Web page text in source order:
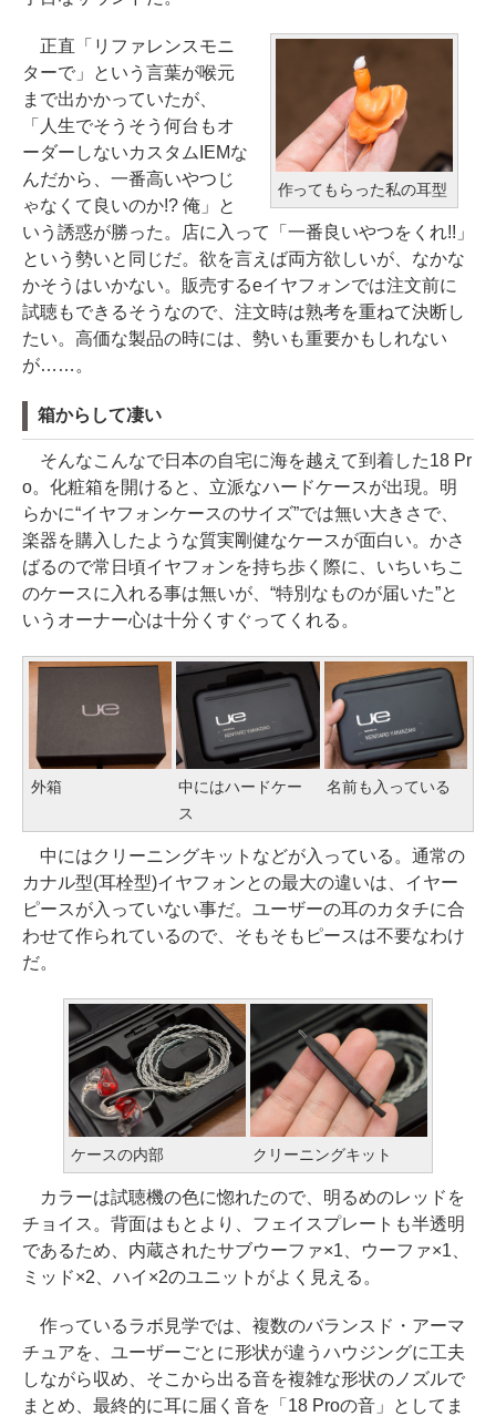
作ってもらった私の耳型
正直「リファレンスモニ
ターで」という言葉が喉元
まで出かかっていたが、
「人生でそうそう何台もオ
ーダーしないカスタムIEMな
んだから、一番高いやつじ
ゃなくて良いのか!? 俺」と
いう誘惑が勝った。店に入って「一番良いやつをくれ!!」
という勢いと同じだ。欲を言えば両方欲しいが、なかな
かそうはいかない。販売するeイヤフォンでは注文前に
試聴もできるそうなので、注文時は熟考を重ねて決断し
たい。高価な製品の時には、勢いも重要かもしれない
が……。
箱からして凄い
そんなこんなで日本の自宅に海を越えて到着した18 Pr
o。化粧箱を開けると、立派なハードケースが出現。明
らかに“イヤフォンケースのサイズ”では無い大きさで、
楽器を購入したような質実剛健なケースが面白い。かさ
ばるので常日頃イヤフォンを持ち歩く際に、いちいちこ
のケースに入れる事は無いが、“特別なものが届いた”と
いうオーナー心は十分くすぐってくれる。
外箱
中にはハードケー
ス
名前も入っている
中にはクリーニングキットなどが入っている。通常の
カナル型(耳栓型)イヤフォンとの最大の違いは、イヤー
ピースが入っていない事だ。ユーザーの耳のカタチに合
わせて作られているので、そもそもピースは不要なわけ
だ。
ケースの内部 クリーニングキット
カラーは試聴機の色に惚れたので、明るめのレッドを
チョイス。背面はもとより、フェイスプレートも半透明
であるため、内蔵されたサブウーファ×1、ウーファ×1、
ミッド×2、ハイ×2のユニットがよく見える。
作っているラボ見学では、複数のバランスド・アーマ
チュアを、ユーザーごとに形状が違うハウジングに工夫
しながら収め、そこから出る音を複雑な形状のノズルで
まとめ、最終的に耳に届く音を「18 Proの音」としてま